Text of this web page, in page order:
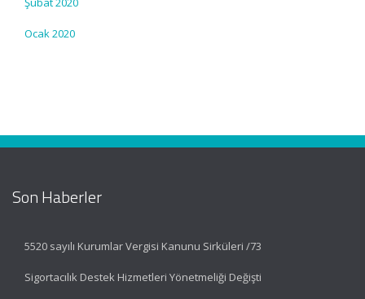
Ocak 2020
Son Haberler
5520 sayılı Kurumlar Vergisi Kanunu Sirküleri /73
Sigortacılık Destek Hizmetleri Yönetmeliği Değişti